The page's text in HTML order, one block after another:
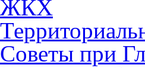
ЖКХ
Советы при